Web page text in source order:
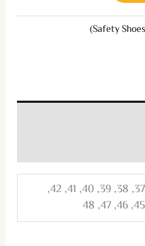
35, 36, 37, 38, 39, 40, 41, 42,